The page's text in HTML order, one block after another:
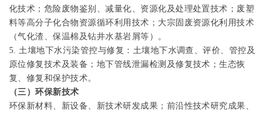
化技术；危险废物鉴别、减量化、资源化及处理处置技术；废塑
料等高分子化合物资源循环利用技术；大宗固废资源化利用技术
（气化渣、保温棉及钻井水基岩屑等）。
5. 土壤地下水污染管控与修复：土壤地下水调查、评价、管控及
原位修复技术及装备；地下管线泄漏检测及修复技术；生态恢
复、修复和保护技术。
（三）环保新技术
环保新材料、新设备、新技术研发成果；前沿性技术研究成果、